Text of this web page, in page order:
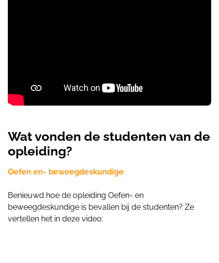
Wat vonden de studenten van de
opleiding?
Oefen en- beweegdeskundige
Benieuwd hoe de opleiding Oefen- en
beweegdeskundige is bevallen bij de studenten? Ze
vertellen het in deze video: